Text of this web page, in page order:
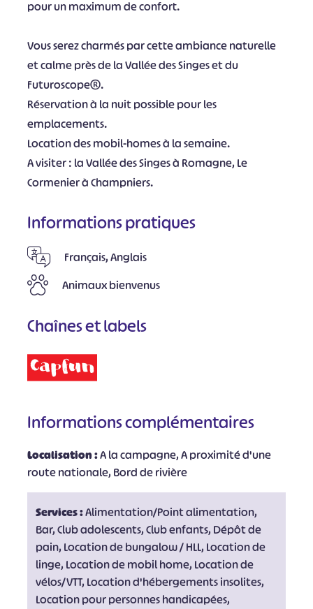
pour un maximum de confort.
Vous serez charmés par cette ambiance naturelle
et calme près de la Vallée des Singes et du
Futuroscope®.
Réservation à la nuit possible pour les
emplacements.
Location des mobil-homes à la semaine.
A visiter : la Vallée des Singes à Romagne, Le
Cormenier à Champniers.
Informations pratiques
Français, Anglais
Animaux bienvenus
Chaînes et labels
Informations complémentaires
Localisation :A la campagne, A proximité d'une
route nationale, Bord de rivière
Services :Alimentation/Point alimentation,
Bar, Club adolescents, Club enfants, Dépôt de
pain, Location de bungalow / HLL, Location de
linge, Location de mobil home, Location de
vélos/VTT, Location d'hébergements insolites,
Location pour personnes handicapées,